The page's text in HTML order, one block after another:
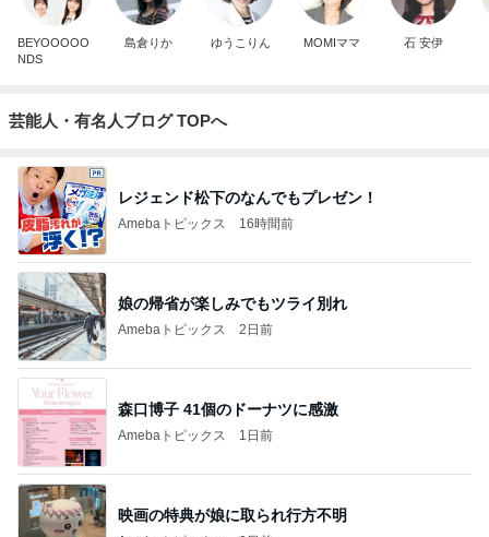
BEYOOOOO
NDS
島倉りか ゆうこりん MOMIママ 石 安伊
芸能人・有名人ブログ TOPへ
レジェンド松下のなんでもプレゼン！
Amebaトピックス 16時間前
娘の帰省が楽しみでもツライ別れ
Amebaトピックス 2日前
森口博子 41個のドーナツに感激
Amebaトピックス 1日前
映画の特典が娘に取られ行方不明